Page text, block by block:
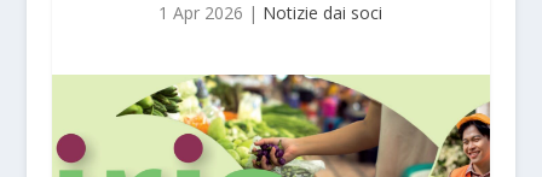
1 Apr 2026 | Notizie dai soci